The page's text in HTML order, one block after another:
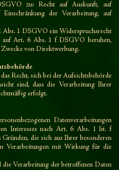
zu: Recht auf Auskunft, auf
der Verarbeitung, auf
Abs. 1 DSGVO ein Widerspruchsrecht
auf Art. 6 Abs. 1 f DSGVO beruhen,
von Direktwerbung.
Recht, sich bei der Aufsichtsbehörde
sind, dass die Verarbeitung Ihrer
erfolgt.
Datenverarbeitungen
Interesses nach Art. 6 Abs. 1 lit. f
die sich aus Ihrer besonderen
Verarbeitungen mit Wirkung für die
Verarbeitung der betroffenen Daten